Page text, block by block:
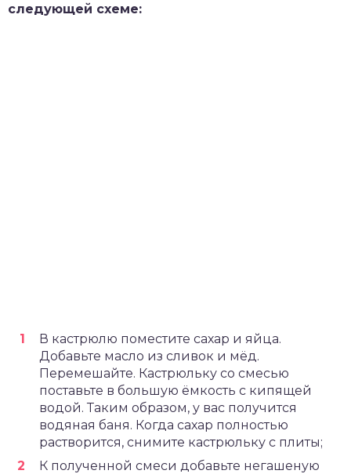
следующей схеме:
В кастрюлю поместите сахар и яйца.
Добавьте масло из сливок и мёд.
Перемешайте. Кастрюльку со смесью
поставьте в большую ёмкость с кипящей
водой. Таким образом, у вас получится
водяная баня. Когда сахар полностью
растворится, снимите кастрюльку с плиты;
К полученной смеси добавьте негашеную